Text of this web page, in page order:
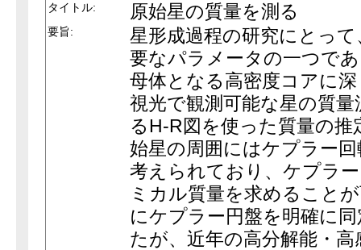
タイトル: 原始星の質量を測る
要旨:
星形成過程の研究にとっ
要なパラメータの一つで
母体となる高密度コアに
視光で観測可能な星の質
るH-R図を使った質量の
始星の周囲にはケプラー
考えられており、ケプラ
ミカル質量を求めること
にケプラー円盤を明確に
たが、近年の高分解能・